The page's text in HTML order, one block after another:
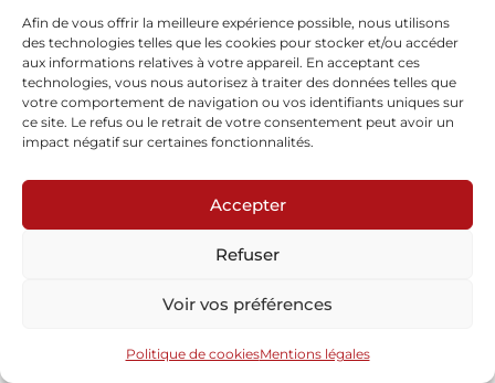
Afin de vous offrir la meilleure expérience possible, nous utilisons
des technologies telles que les cookies pour stocker et/ou accéder
aux informations relatives à votre appareil. En acceptant ces
technologies, vous nous autorisez à traiter des données telles que
votre comportement de navigation ou vos identifiants uniques sur
ce site. Le refus ou le retrait de votre consentement peut avoir un
impact négatif sur certaines fonctionnalités.
Accepter
Refuser
Voir vos préférences
Politique de cookiesMentions légales